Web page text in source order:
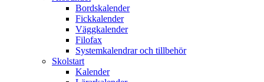
Bordskalender
Fickkalender
Väggkalender
Filofax
Systemkalendrar och tillbehör
Skolstart
Kalender